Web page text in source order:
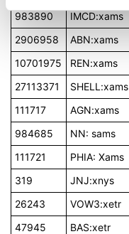
983890
IMCD:xams
2906958
ABN:xams
10701975
REN:xams
27113371
SHELL:xams
111717
AGN:xams
984685
NN: sams
111721
PHIA: Xams
319
JNJ:xnys
26243
VOW3:xetr
47945
BAS:xetr